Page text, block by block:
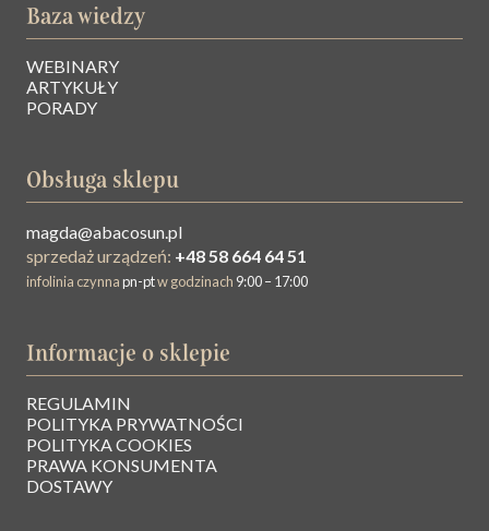
O NAS
BAZA WIEDZY
Baza wiedzy
WEBINARY
ARTYKUŁY
PORADY
Obsługa sklepu
magda@abacosun.pl
sprzedaż urządzeń: +48 58 664 64 51
infolinia czynnapn-ptw godzinach 9:00 – 17:00
Informacje o sklepie
REGULAMIN
POLITYKA PRYWATNOŚCI
POLITYKA COOKIES
PRAWA KONSUMENTA
DOSTAWY